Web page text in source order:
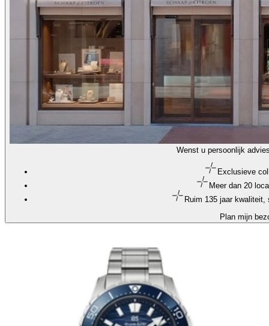
Wenst u persoonlijk
Exclusieve
Meer dan 20
Ruim 135 jaar
Plan mijn